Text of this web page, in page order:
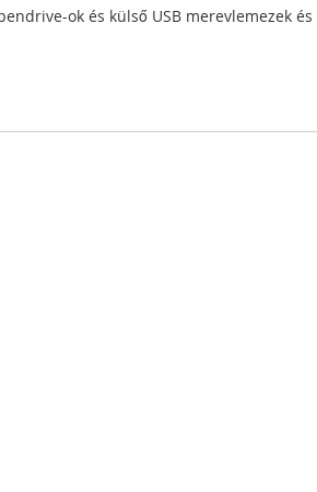
ok és külső USB merevlemezek